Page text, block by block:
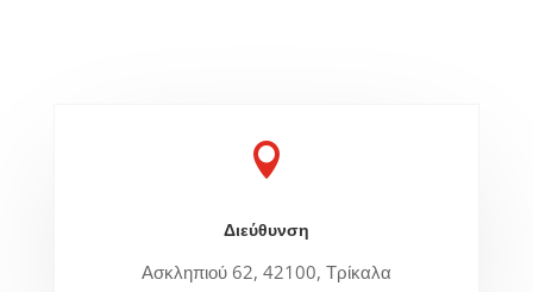

Διεύθυνση
Ασκληπιού 62, 42100, Τρίκαλα